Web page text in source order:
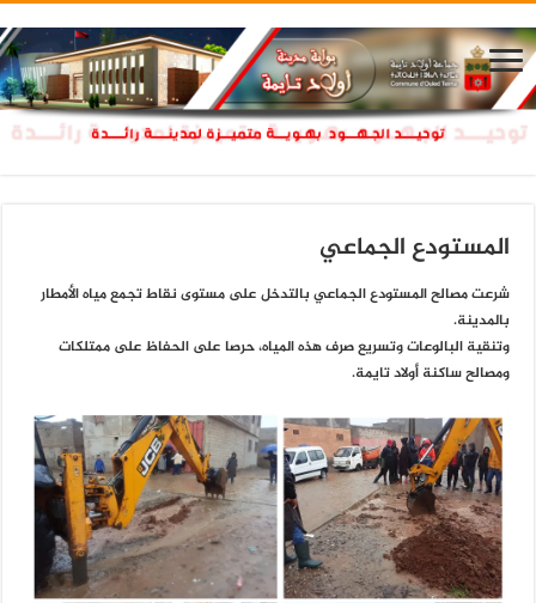
المستودع الجماعي
شرعت مصالح المستودع الجماعي بالتدخل على مستوى نقاط تجمع مياه الأمطار
بالمدينة.
وتنقية البالوعات وتسريع صرف هذه المياه، حرصا على الحفاظ على ممتلكات
ومصالح ساكنة أولاد تايمة.